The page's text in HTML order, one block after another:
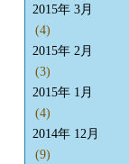
2015年 3月
(4)
2015年 2月
(3)
2015年 1月
(4)
2014年 12月
(9)